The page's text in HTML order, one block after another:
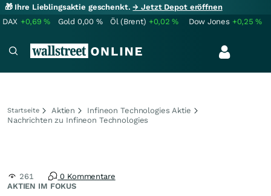
🎁 Ihre Lieblingsaktie geschenkt.→ Jetzt Depot eröffnen
DAX +0,69% Gold 0,00 % Öl (Brent) +0,02% Dow Jones +0,25%
Startseite Aktien
Infineon Technologies Aktie
Nachrichten zu Infineon Technologies
AKTIEN IM FOKUS
261 0 Kommentare